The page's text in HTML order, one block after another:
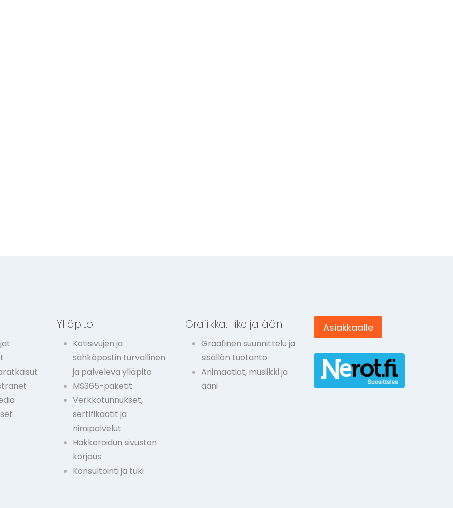
Ylläpito
Kotisivujen ja
sähköpostin turvallinen
ja palveleva ylläpito
MS365-paketit
Verkkotunnukset,
sertifikaatit ja
nimipalvelut
Hakkeroidun sivuston
korjaus
Konsultointi ja tuki
Grafiikka, liike ja ääni
Graafinen suunnittelu ja
sisällön tuotanto
Animaatiot, musiikki ja
ääni
Asiakkaalle